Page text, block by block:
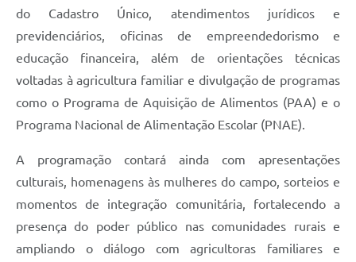
do Cadastro Único, atendimentos jurídicos e
previdenciários, oficinas de empreendedorismo e
educação financeira, além de orientações técnicas
voltadas à agricultura familiar e divulgação de programas
como o Programa de Aquisição de Alimentos (PAA) e o
Programa Nacional de Alimentação Escolar (PNAE).
A programação contará ainda com apresentações
culturais, homenagens às mulheres do campo, sorteios e
momentos de integração comunitária, fortalecendo a
presença do poder público nas comunidades rurais e
ampliando o diálogo com agricultoras familiares e